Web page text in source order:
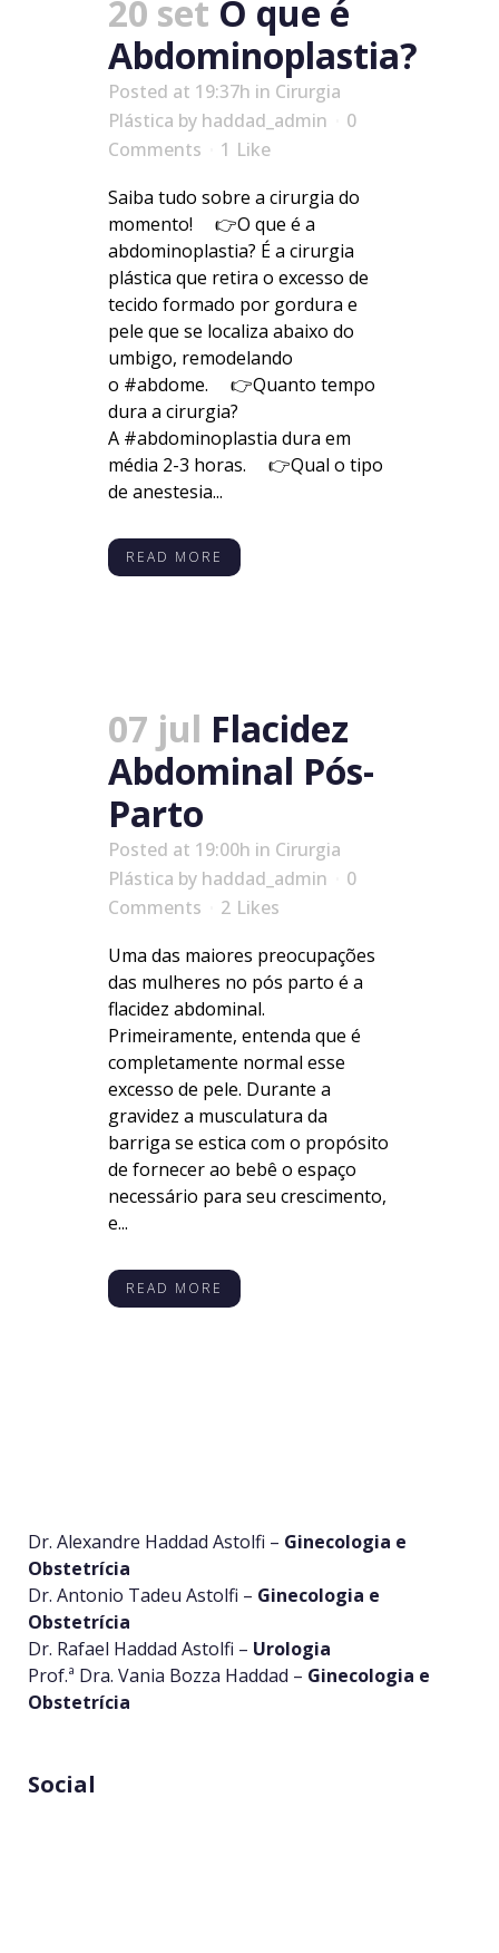
20 set O que é
Abdominoplastia?
Posted at 19:37h in Cirurgia
Plástica by haddad_admin
0
Comments
1 Like
Saiba tudo sobre a cirurgia do
momento! ⠀ 👉O que é a
abdominoplastia? É a cirurgia
plástica que retira o excesso de
tecido formado por gordura e
pele que se localiza abaixo do
umbigo, remodelando
o #abdome. ⠀ 👉Quanto tempo
dura a cirurgia?
A #abdominoplastia dura em
média 2-3 horas. ⠀ 👉Qual o tipo
de anestesia...
READ MORE
07 jul Flacidez
Abdominal Pós-
Parto
Posted at 19:00h in Cirurgia
Plástica by haddad_admin
0
Comments
2 Likes
Uma das maiores preocupações
das mulheres no pós parto é a
flacidez abdominal.
Primeiramente, entenda que é
completamente normal esse
excesso de pele. Durante a
gravidez a musculatura da
barriga se estica com o propósito
de fornecer ao bebê o espaço
necessário para seu crescimento,
e...
READ MORE
Dr. Alexandre Haddad Astolfi – Ginecologia e
Obstetrícia
Dr. Antonio Tadeu Astolfi – Ginecologia e
Obstetrícia
Dr. Rafael Haddad Astolfi – Urologia
Prof.ª Dra. Vania Bozza Haddad – Ginecologia e
Obstetrícia
Social